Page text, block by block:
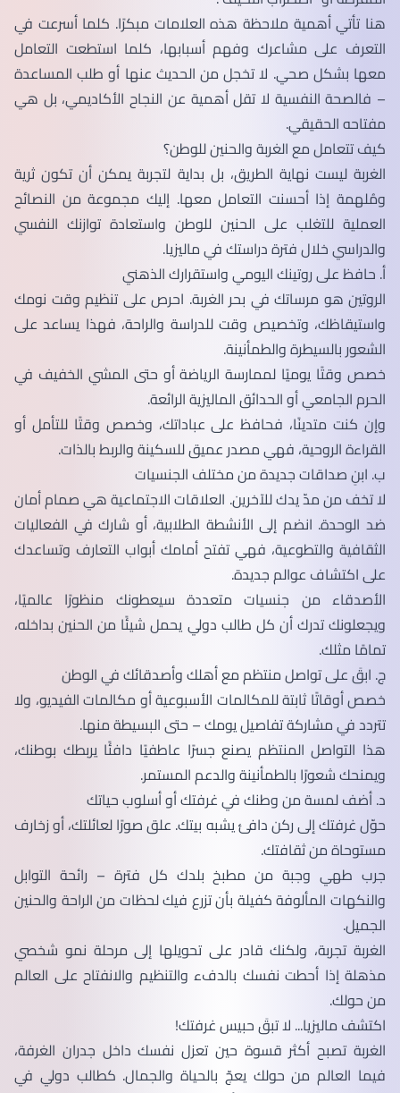
هنا تأتي أهمية ملاحظة هذه العلامات مبكرًا. كلما أسرعت في
التعرف على مشاعرك وفهم أسبابها، كلما استطعت التعامل
معها بشكل صحي. لا تخجل من الحديث عنها أو طلب المساعدة
– فالصحة النفسية لا تقل أهمية عن النجاح الأكاديمي، بل هي
مفتاحه الحقيقي.
كيف تتعامل مع الغربة والحنين للوطن؟
الغربة ليست نهاية الطريق، بل بداية لتجربة يمكن أن تكون ثرية
ومُلهمة إذا أحسنت التعامل معها. إليك مجموعة من النصائح
العملية للتغلب على الحنين للوطن واستعادة توازنك النفسي
والدراسي خلال فترة دراستك في ماليزيا.
أ. حافظ على روتينك اليومي واستقرارك الذهني
الروتين هو مرساتك في بحر الغربة. احرص على تنظيم وقت نومك
واستيقاظك، وتخصيص وقت للدراسة والراحة، فهذا يساعد على
الشعور بالسيطرة والطمأنينة.
خصص وقتًا يوميًا لممارسة الرياضة أو حتى المشي الخفيف في
الحرم الجامعي أو الحدائق الماليزية الرائعة.
وإن كنت متدينًا، فحافظ على عباداتك، وخصص وقتًا للتأمل أو
القراءة الروحية، فهي مصدر عميق للسكينة والربط بالذات.
ب. ابنِ صداقات جديدة من مختلف الجنسيات
لا تخف من مدّ يدك للآخرين. العلاقات الاجتماعية هي صمام أمان
ضد الوحدة. انضم إلى الأنشطة الطلابية، أو شارك في الفعاليات
الثقافية والتطوعية، فهي تفتح أمامك أبواب التعارف وتساعدك
على اكتشاف عوالم جديدة.
الأصدقاء من جنسيات متعددة سيعطونك منظورًا عالميًا،
ويجعلونك تدرك أن كل طالب دولي يحمل شيئًا من الحنين بداخله،
تمامًا مثلك.
ج. ابقَ على تواصل منتظم مع أهلك وأصدقائك في الوطن
خصص أوقاتًا ثابتة للمكالمات الأسبوعية أو مكالمات الفيديو، ولا
تتردد في مشاركة تفاصيل يومك – حتى البسيطة منها.
هذا التواصل المنتظم يصنع جسرًا عاطفيًا دافئًا يربطك بوطنك،
ويمنحك شعورًا بالطمأنينة والدعم المستمر.
د. أضف لمسة من وطنك في غرفتك أو أسلوب حياتك
حوّل غرفتك إلى ركن دافئ يشبه بيتك. علق صورًا لعائلتك، أو زخارف
مستوحاة من ثقافتك.
جرب طهي وجبة من مطبخ بلدك كل فترة – رائحة التوابل
والنكهات المألوفة كفيلة بأن تزرع فيك لحظات من الراحة والحنين
الجميل.
الغربة تجربة، ولكنك قادر على تحويلها إلى مرحلة نمو شخصي
مذهلة إذا أحطت نفسك بالدفء والتنظيم والانفتاح على العالم
من حولك.
اكتشف ماليزيا... لا تبقَ حبيس غرفتك!
الغربة تصبح أكثر قسوة حين تعزل نفسك داخل جدران الغرفة،
فيما العالم من حولك يعجّ بالحياة والجمال. كطالب دولي في